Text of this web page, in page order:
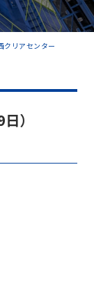
クリアセンター
）